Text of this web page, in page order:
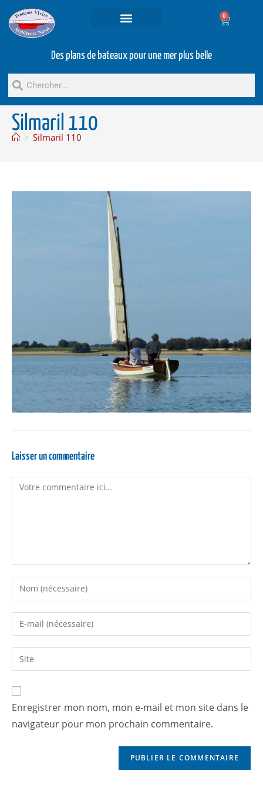
0
Des plans de bateaux pour une mer plus belle
Silmaril 110
> Silmaril 110
Laisser un commentaire
Enregistrer mon nom, mon e-mail et mon site dans le
navigateur pour mon prochain commentaire.